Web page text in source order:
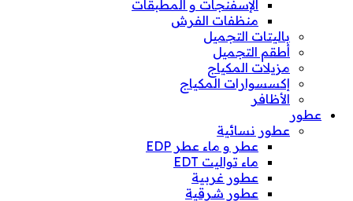
الإسفنجات و المطبقات
منظفات الفرش
باليتات التجميل
أطقم التجميل
مزيلات المكياج
إكسسوارات المكياج
الأظافر
عطور
عطور نسائية
عطر و ماء عطر EDP
ماء تواليت EDT
عطور غربية
عطور شرقية